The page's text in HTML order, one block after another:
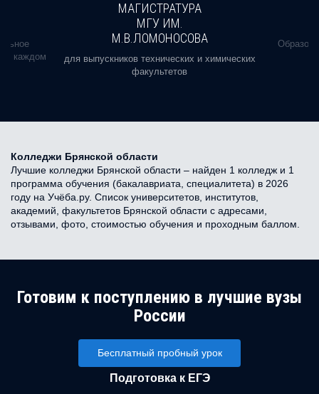
в каждом
МАГИСТРАТУРА
МГУ ИМ.
М.В.ЛОМОНОСОВА
для выпускников технических и химических
факультетов
Колледжи Брянской области
Лучшие колледжи Брянской области – найден 1 колледж и 1
программа обучения (бакалавриата, специалитета) в 2026
году на Учёба.ру. Список университетов, институтов,
академий, факультетов Брянской области с адресами,
отзывами, фото, стоимостью обучения и проходным баллом.
Готовим к поступлению в лучшие вузы
России
Бесплатный пробный урок
Подготовка к ЕГЭ